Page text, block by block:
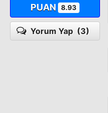
PUAN 8.93
Yorum Yap (3)